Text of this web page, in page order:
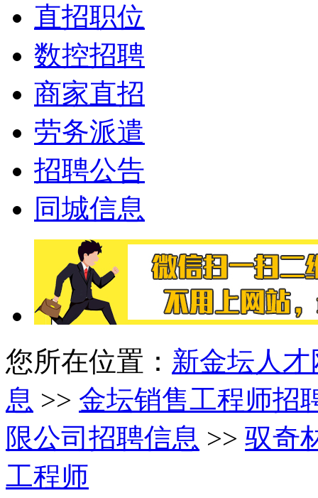
直招职位
数控招聘
商家直招
劳务派遣
招聘公告
同城信息
您所在位置： 新金坛人才
息 >> 金坛销售工程师招
限公司招聘信息 >> 驭奇
工程师